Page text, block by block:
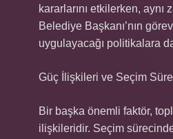
kararlarını etkilerken, aynı
Belediye Başkanı’nın
uygulayacağı politikalara
Güç İlişkileri ve Seçim
Bir başka önemli faktör,
ilişkileridir. Seçim